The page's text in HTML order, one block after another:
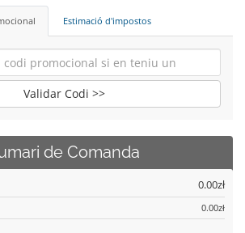
Estimació d'impostos
Validar Codi >>
de Comanda
0.00zł
0.00zł